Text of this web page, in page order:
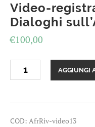
Video-
Dialoghi
€100,00
registrazione
seminario
sull'Africa
quantità
AGGIUNGI
COD: AfrRiv-video13